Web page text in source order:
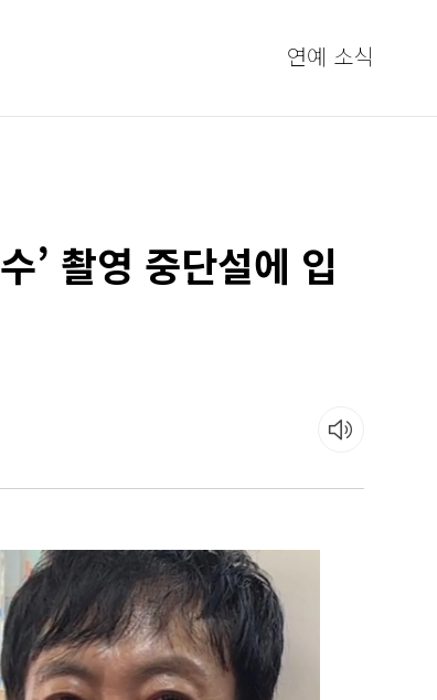
연예 소식
’ 촬영 중단설에 입